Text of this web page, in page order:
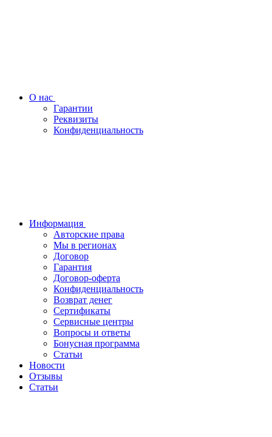
О нас
Гарантии
Реквизиты
Конфиденциальность
Информация
Авторские права
Мы в регионах
Договор
Гарантия
Договор-оферта
Конфиденциальность
Возврат денег
Сертификаты
Сервисные центры
Вопросы и ответы
Бонусная программа
Статьи
Новости
Отзывы
Статьи